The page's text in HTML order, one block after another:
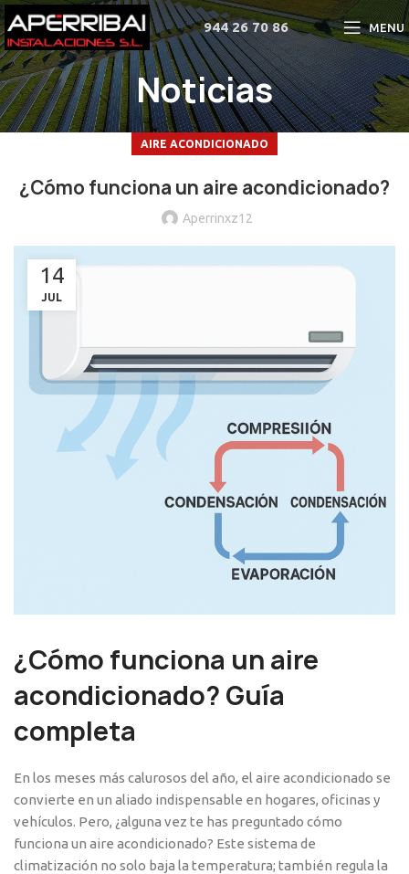
944 26 70 86 MENU
Noticias
AIRE ACONDICIONADO
¿Cómo funciona un aire acondicionado?
Aperrinxz12
14
JUL
¿Cómo funciona un aire
acondicionado? Guía
completa
En los meses más calurosos del año, el aire acondicionado se
convierte en un aliado indispensable en hogares, oficinas y
vehículos. Pero, ¿alguna vez te has preguntado cómo
funciona un aire acondicionado? Este sistema de
climatización no solo baja la temperatura; también regula la